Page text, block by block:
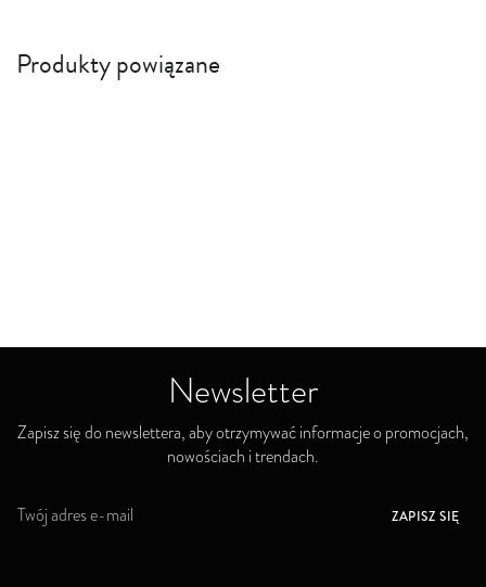
Produkty powiązane
Newsletter
Zapisz się do newslettera, aby otrzymywać informacje o promocjach,
nowościach i trendach.
S
ZAPISZ SIĘ